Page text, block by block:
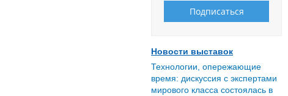
Новости выставок
Технологии, опережающие
время: дискуссия с экспертами
мирового класса состоялась в